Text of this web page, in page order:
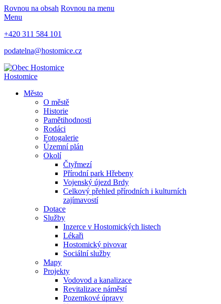
Rovnou na obsah Rovnou na menu
Menu
+420 311 584 101
podatelna@hostomice.cz
Hostomice
Město
O městě
Historie
Pamětihodnosti
Rodáci
Fotogalerie
Územní plán
Okolí
Čtyřmezí
Přírodní park Hřebeny
Vojenský újezd Brdy
Celkový přehled přírodních i kulturních
zajímavostí
Dotace
Služby
Inzerce v Hostomických listech
Lékaři
Hostomický pivovar
Sociální služby
Mapy
Projekty
Vodovod a kanalizace
Revitalizace náměstí
Pozemkové úpravy